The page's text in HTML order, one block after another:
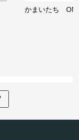
かまいたち